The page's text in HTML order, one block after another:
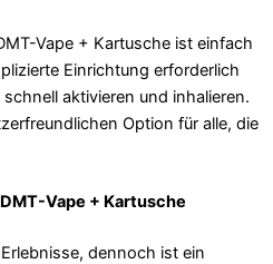
Vape + Kartusche ist einfach
Einrichtung erforderlich
aktivieren und inhalieren.
Option für alle, die
Vape + Kartusche
dennoch ist ein